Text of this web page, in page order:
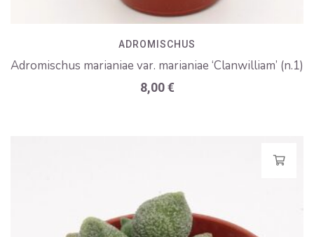
ADROMISCHUS
Adromischus marianiae var. marianiae ‘Clanwilliam’ (n.1)
8,00€